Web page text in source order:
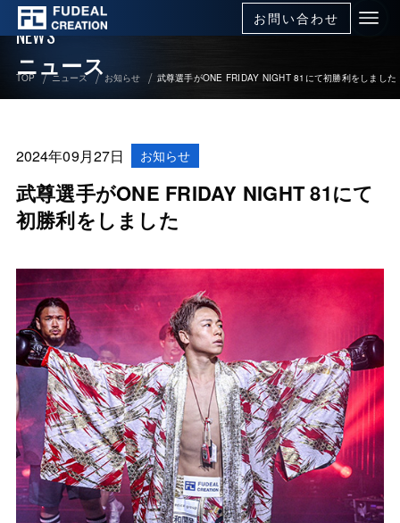
お問い合わせ
ニュース
NEWS
TOP ニュース お知らせ 武尊選手がONE FRIDAY NIGHT 81にて初勝利をしました
武尊選手がONE FRIDAY NIGHT 81にて
初勝利をしました
2024年09月27日 お知らせ